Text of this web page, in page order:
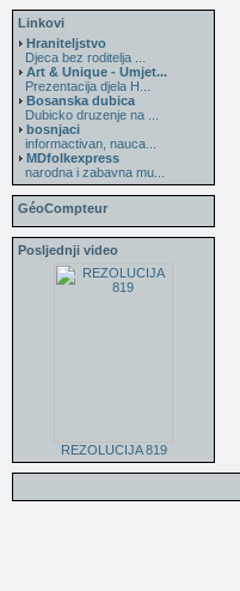
Linkovi
Hraniteljstvo
Djeca bez roditelja ...
Art & Unique - Umjet...
Prezentacija djela H...
Bosanska dubica
Dubicko druzenje na ...
bosnjaci
informactivan, nauca...
MDfolkexpress
narodna i zabavna mu...
GéoCompteur
Posljednji video
REZOLUCIJA 819